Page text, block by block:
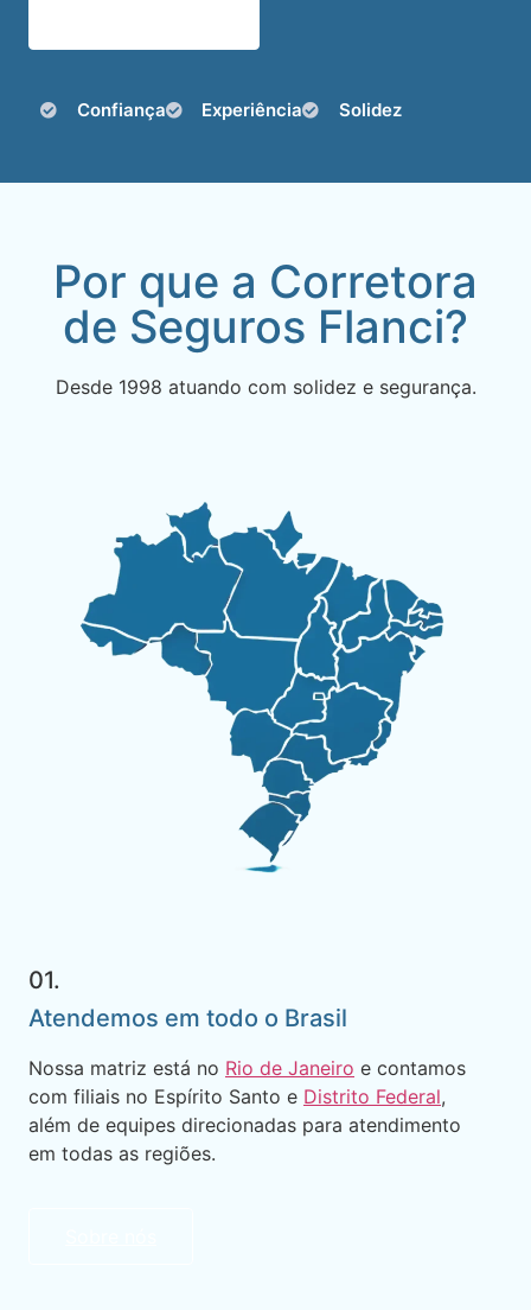
Confiança Experiência Solidez
Por que a Corretora
de Seguros Flanci?
Desde 1998 atuando com solidez e segurança.
01.
Atendemos em todo o Brasil
Nossa matriz está no Rio de Janeiro e contamos
com filiais no Espírito Santo e Distrito Federal,
além de equipes direcionadas para atendimento
em todas as regiões.